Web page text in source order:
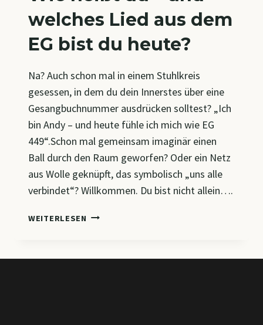
welches Lied aus dem
EG bist du heute?
Na? Auch schon mal in einem Stuhlkreis
gesessen, in dem du dein Innerstes über eine
Gesangbuchnummer ausdrücken solltest? „Ich
bin Andy – und heute fühle ich mich wie EG
449“.Schon mal gemeinsam imaginär einen
Ball durch den Raum geworfen? Oder ein Netz
aus Wolle geknüpft, das symbolisch „uns alle
verbindet“? Willkommen. Du bist nicht allein….
WEITERLESEN WIE